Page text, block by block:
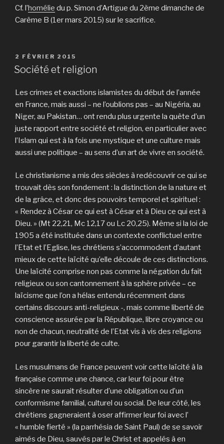
Cf. l’homélie du p. Simon d’Artigue du 2ème dimanche de
Carême B (1er mars 2015) sur le sacrifice.
PUBLIÉ
LE
2 FÉVRIER 2015
Société et religion
Les crimes et exactions islamistes du début de l’année
en France, mais aussi – ne l’oublions pas – au Nigéria, au
Niger, au Pakistan… ont rendu plus urgente la quête d’un
juste rapport entre société et religion, en particulier avec
l’Islam qui est à la fois une mystique et une culture mais
aussi une politique – au sens d’un art de vivre en société.
Le christianisme a mis des siècles à redécouvrir ce qui se
trouvait dès son fondement : la distinction de la nature et
de la grâce, et donc des pouvoirs temporel et spirituel :
« Rendez à César ce qui est à César et à Dieu ce qui est à
Dieu. » (Mt 22,21, Mc 12,17 ou Lc 20,25). Même si la loi de
1905 a été instituée dans un contexte conflictuel entre
l’Etat et l’Eglise, les chrétiens s’accommodent d’autant
mieux de cette laïcité qu’elle découle de ces distinctions.
Une laïcité comprise non pas comme la négation du fait
religieux ou son cantonnement à la sphère privée – ce
laïcisme que l’on a hélas entendu récemment dans
certains discours anti-religieux -, mais comme liberté de
conscience assurée par la République, libre croyance ou
non de chacun, neutralité de l’Etat vis à vis des religions
pour garantir la liberté de culte.
Les musulmans de France peuvent voir cette laïcité à la
française comme une chance, car leur foi pour être
sincère ne saurait résulter d’une obligation ou d’un
conformisme familial, culturel ou social. De leur côté, les
chrétiens gagneraient à oser affirmer leur foi avec l’
« humble fierté » (la parrhésia de Saint Paul) de se savoir
aimés de Dieu, sauvés par le Christ et appelés à en